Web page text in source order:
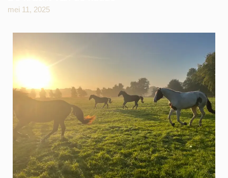
mei 11, 2025